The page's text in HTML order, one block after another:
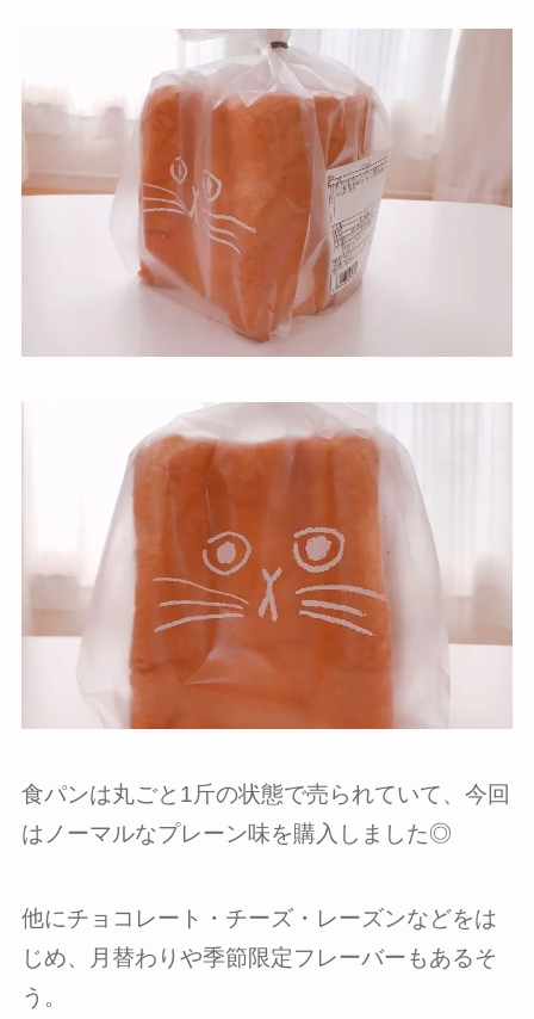
食パンは丸ごと1斤の状態で売られていて、今回
はノーマルなプレーン味を購入しました◎
他にチョコレート・チーズ・レーズンなどをは
じめ、月替わりや季節限定フレーバーもあるそ
う。